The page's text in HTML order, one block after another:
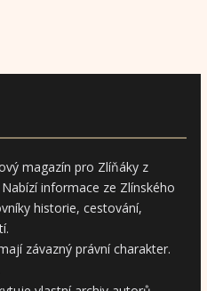
magazín pro Zlíňáky z
informace ze Zlínského
historie, cestování,
závazný právní charakter.